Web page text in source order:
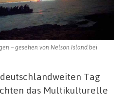
– gesehen von Nelson Island bei
Tag
das Multikulturelle